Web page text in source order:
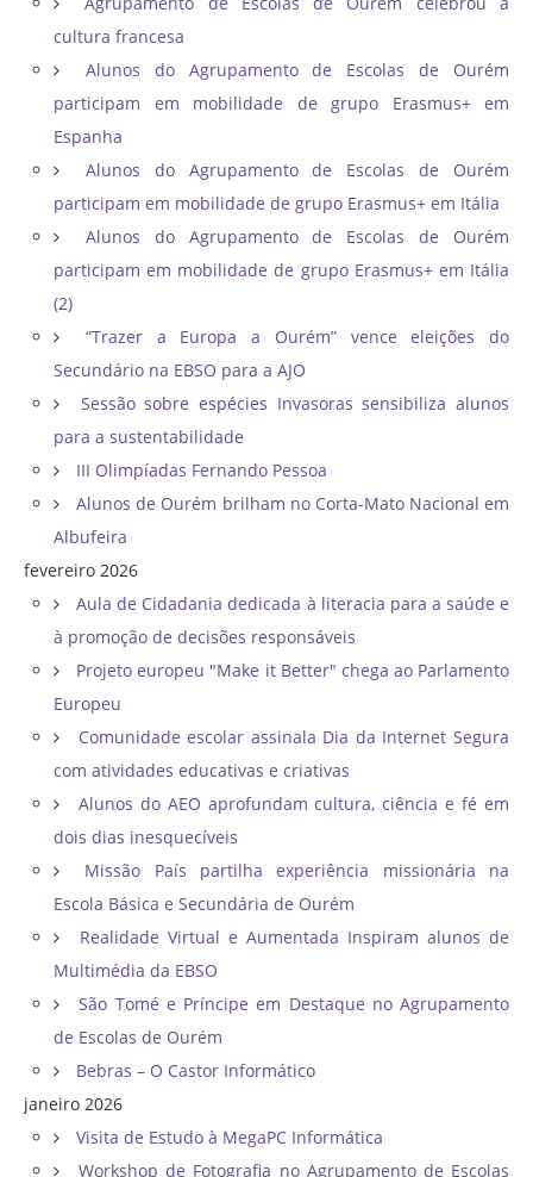
cultura francesa
Alunos do Agrupamento de Escolas de Ourém
participam em mobilidade de grupo Erasmus+ em
Espanha
Alunos do Agrupamento de Escolas de Ourém
participam em mobilidade de grupo Erasmus+ em Itália
Alunos do Agrupamento de Escolas de Ourém
participam em mobilidade de grupo Erasmus+ em Itália
(2)
“Trazer a Europa a Ourém” vence eleições do
Secundário na EBSO para a AJO
Sessão sobre espécies Invasoras sensibiliza alunos
para a sustentabilidade
III Olimpíadas Fernando Pessoa
Alunos de Ourém brilham no Corta-Mato Nacional em
Albufeira
fevereiro 2026
Aula de Cidadania dedicada à literacia para a saúde e
à promoção de decisões responsáveis
Projeto europeu "Make it Better" chega ao Parlamento
Europeu
Comunidade escolar assinala Dia da Internet Segura
com atividades educativas e criativas
Alunos do AEO aprofundam cultura, ciência e fé em
dois dias inesquecíveis
Missão País partilha experiência missionária na
Escola Básica e Secundária de Ourém
Realidade Virtual e Aumentada Inspiram alunos de
Multimédia da EBSO
São Tomé e Príncipe em Destaque no Agrupamento
de Escolas de Ourém
Bebras – O Castor Informático
janeiro 2026
Visita de Estudo à MegaPC Informática
Workshop de Fotografia no Agrupamento de Escolas